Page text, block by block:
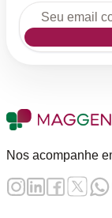
Nos acompanhe